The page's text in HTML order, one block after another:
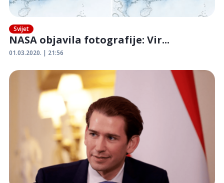
Svijet
NASA objavila fotografije: Vir...
01.03.2020. | 21:56